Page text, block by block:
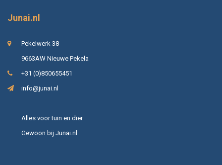
Junai.nl
Pekelwerk 38
9663AW Nieuwe Pekela
+31 (0)850655451
info@junai.nl
Alles voor tuin en dier
Gewoon bij Junai.nl